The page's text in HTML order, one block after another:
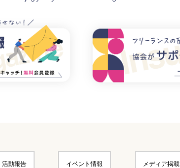
活動報告 イベント情報 メディア掲載